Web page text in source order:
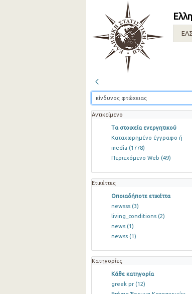
Αντικείμενο
Τα στοιχεία ενεργητικού
Καταχωρημένο έγγραφο ή
media (1778)
Περιεχόμενο Web (49)
Ετικέττες
Οποιαδήποτε ετικέττα
newsss (3)
living_conditions (2)
news (1)
newss (1)
Κατηγορίες
Κάθε κατηγορία
greek pr (12)